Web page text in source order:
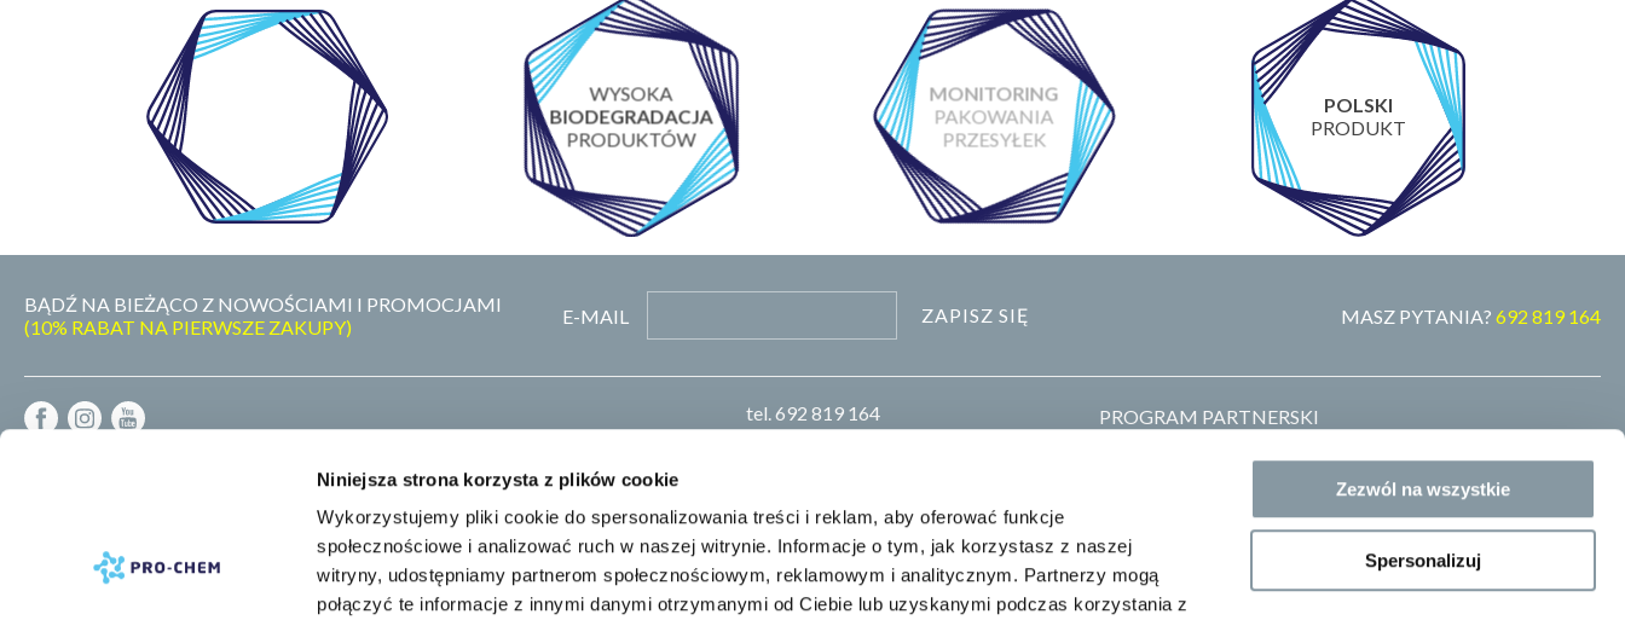
Niniejsza strona korzysta z plików cookie
Wykorzystujemy pliki cookie do spersonalizowania treści i reklam, aby oferować funkcje
społecznościowe i analizować ruch w naszej witrynie. Informacje o tym, jak korzystasz z naszej
witryny, udostępniamy partnerom społecznościowym, reklamowym i analitycznym. Partnerzy mogą
połączyć te informacje z innymi danymi otrzymanymi od Ciebie lub uzyskanymi podczas korzystania z
Zezwól na wszystkie
Spersonalizuj
WYSOKA
BIODEGRADACJA
PRODUKTÓW
MONITORING
PAKOWANIA
PRZESYŁEK
POLSKI
PRODUKT
BĄDŹ NA BIEŻĄCO Z NOWOŚCIAMI I PROMOCJAMI
(10% RABAT NA PIERWSZE ZAKUPY)
E-MAIL ZAPISZ SIĘ MASZ PYTANIA? 692 819 164
DOSTAWA - PŁATNOŚĆ - ZWROT
MAPA STRONY
tel.692 819 164
pn-pt 8:00-16:00
Realizacja: KM7.pl
PROGRAM PARTNERSKI
ZOSTAŃ DYSTRYBUTOREM